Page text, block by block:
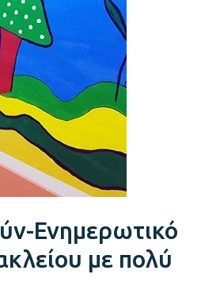
Ενημερωτικό
με πολύ